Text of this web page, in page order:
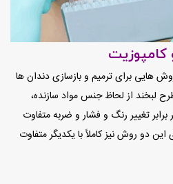
هایی برای ترمیم و بازسازی دندان ها
لبخند از لحاظ جنس مواد سازنده،
تغییر رنگ و فشار و ضربه متفاوت
دو روش نیز کاملاً با یکدیگر متفاوت